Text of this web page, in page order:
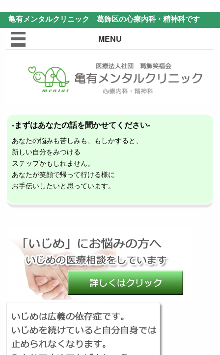
亀有メンタルクリニック 葛飾区の心療内科・精神科です
MENU
-まずはあなたの話を聞かせてください-
あなたの悩みも苦しみも、もしかすると、
新しい自分をみつける
ステップかもしれません。
あなたが笑顔で帰って行ける様に
お手伝いしたいと思っています。